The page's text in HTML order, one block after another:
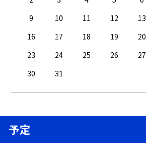
9
10 11 12 13
16
17 18 19 20
23
24 25 26 27
30
31
予定